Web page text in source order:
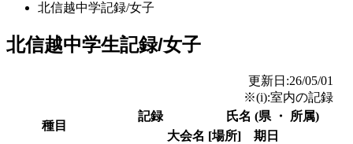
北信越中学記録/女子
北信越中学生記録/女子
更新日:26/05/01
※(i):室内の記録
種目
記録
氏名 (県 ・ 所属)
大会名 [場所] 期日